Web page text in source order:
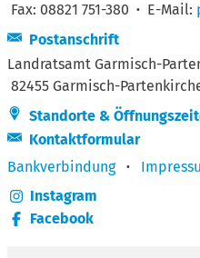
Fax: 08821 751-380 · E-Mail:
Postanschrift
Landratsamt Garmisch-
82455 Garmisch-
Standorte &
Kontaktformular
Bankverbindung
·
Instagram
Facebook